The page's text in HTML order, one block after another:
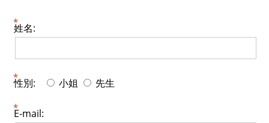
姓名:
性別: 小姐 先生
E-mail: